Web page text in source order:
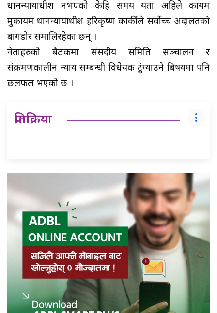
प्रधानन्यायाधीश नभएको केहि समय यता अहिले कायम
मुकायम प्रधानन्यायाधीश हरिकृष्ण कार्कीले सर्वोच्च अदालतको
बागडोर समालिरहेका छन् ।
नेताहरुको बैठकमा संसदीय समिति सञ्चालन र
संक्रमणकालीन न्याय सम्बन्धी विधेयक टुंग्याउने बिषयमा पनि
छलफल भएको छ ।
प्रतिक्रिया